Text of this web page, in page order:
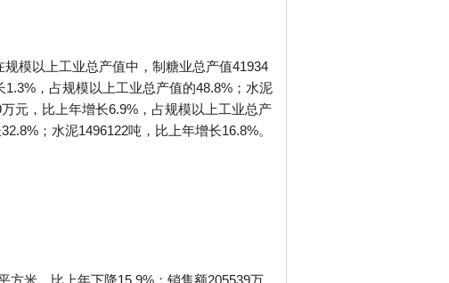
模以上工业总产值中，制糖业总产值41934
，占规模以上工业总产值的48.8%；水泥
元，比上年增长6.9%，占规模以上工业总产
；水泥1496122吨，比上年增长16.8%。
方米，比上年下降15.9%；销售额205539万